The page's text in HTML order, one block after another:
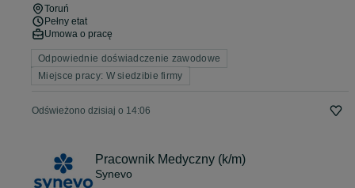
Toruń
Pełny etat
Umowa o pracę
Odpowiednie doświadczenie zawodowe
Miejsce pracy: W siedzibie firmy
Odświeżono dzisiaj o 14:06
Pracownik Medyczny (k/m)
Synevo